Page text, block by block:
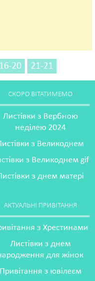
16-20 21-21
СКОРО ВІТАТИМЕМО
Листівки з Вербною
неділею 2024
з Великоднем
з Великоднем gif
з днем матері
АКТУАЛЬНІ ПРИВІТАННЯ
з Хрестинами
Листівки з днем
для жінок
Привітання з ювілеєм